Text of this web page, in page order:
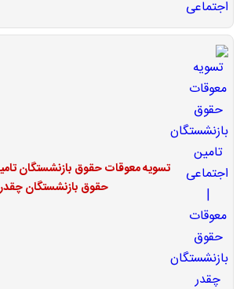
تسویه معوقات حقوق بازنشستگان
حقوق بازنشستگان